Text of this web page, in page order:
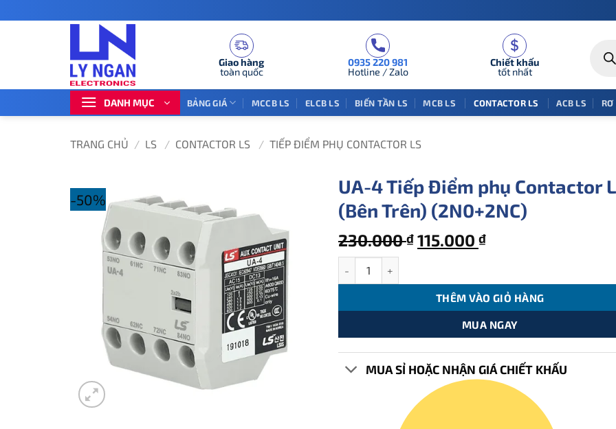
qua
Giao hàng
toàn quốc
0935 220 981
Hotline / Zalo
Chiết khấu
tốt nhất
kiếm
DANH MỤC BẢNG GIÁ MCCB LS ELCB LS BIẾN TẦN LS MCB LS CONTACTOR LS ACB LS
TRANG CHỦ / LS / CONTACTOR LS / TIẾP ĐIỂM PHỤ CONTACTOR LS
-50%
UA-4 Tiếp Điểm phụ Contactor
(Bên Trên) (2N0+2NC)
230.000₫ Giá
gốc
230.000 ₫.
115.000 ₫Giá
là:
115.000 ₫.
THÊM VÀO GIỎ HÀNG
MUA NGAY
MUA SỈ HOẶC NHẬN GIÁ CHIẾT KHẤU